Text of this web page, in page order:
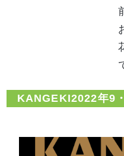
KANGEKI2022年9